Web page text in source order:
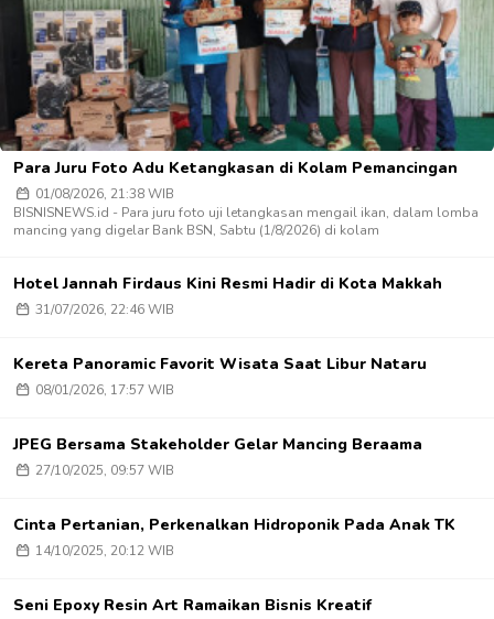
Para Juru Foto Adu Ketangkasan di Kolam Pemancingan
01/08/2026, 21:38 WIB
BISNISNEWS.id - Para juru foto uji letangkasan mengail ikan, dalam lomba
mancing yang digelar Bank BSN, Sabtu (1/8/2026) di kolam
Hotel Jannah Firdaus Kini Resmi Hadir di Kota Makkah
31/07/2026, 22:46 WIB
Kereta Panoramic Favorit Wisata Saat Libur Nataru
08/01/2026, 17:57 WIB
JPEG Bersama Stakeholder Gelar Mancing Beraama
27/10/2025, 09:57 WIB
Cinta Pertanian, Perkenalkan Hidroponik Pada Anak TK
14/10/2025, 20:12 WIB
Seni Epoxy Resin Art Ramaikan Bisnis Kreatif